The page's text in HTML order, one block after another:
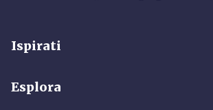
Ispirati
Esplora